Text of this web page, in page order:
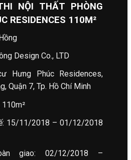
NỘI THẤT PHÒNG
RESIDENCES 110M²
Design Co., LTD
Hưng Phúc Residences,
Quận 7, Tp. Hồ Chí Minh
15/11/2018 – 01/12/2018
giao: 02/12/2018 –